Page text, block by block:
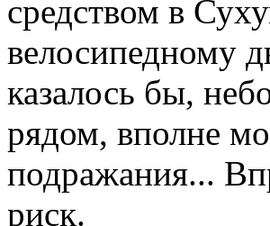
средством в
велосипедному
казалось бы,
рядом, вполне
подражания...
риск.